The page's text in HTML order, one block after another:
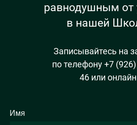
равнодушным от
в нашей
Записывайтесь на
по телефону +7
46 или онлайн
Имя